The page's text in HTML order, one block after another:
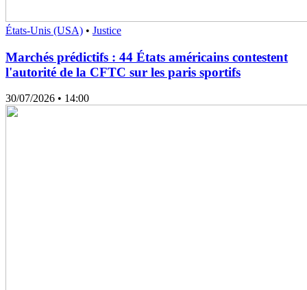
États-Unis (USA) • Justice
Marchés prédictifs : 44 États américains contestent
l'autorité de la CFTC sur les paris sportifs
30/07/2026 • 14:00